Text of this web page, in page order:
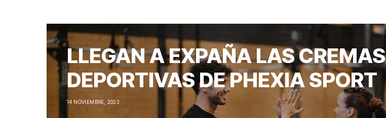
LLEGAN A EXPAÑA LAS CREMAS
DEPORTIVAS DE PHEXIA SPORT
14 NOVIEMBRE, 2023